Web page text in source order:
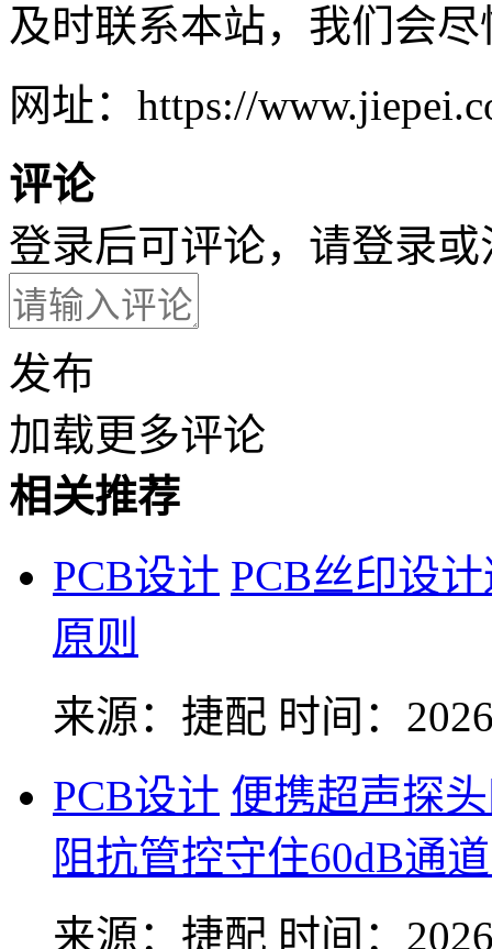
及时联系本站，我们会
网址：https://
评论
登录后可评论，请登录或
发布
加载更多评论
相关推荐
PCB设计 PCB丝印设
原则
来源：捷配 时间：
PCB设计 便携超声探
阻抗管控守住60dB通
来源：捷配 时间：